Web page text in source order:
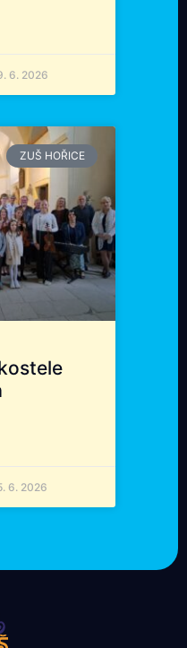
6. 2026
ZUŠ HOŘICE
6. 2026